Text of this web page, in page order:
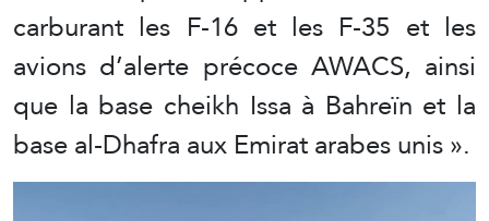
carburant les F-16 et les F-35 et les
avions d’alerte précoce AWACS, ainsi
que la base cheikh Issa à Bahreïn et la
base al-Dhafra aux Emirat arabes unis ».